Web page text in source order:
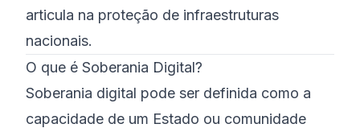
articula na proteção de infraestruturas
nacionais.
O que é Soberania Digital?
Soberania digital pode ser definida como a
capacidade de um Estado ou comunidade